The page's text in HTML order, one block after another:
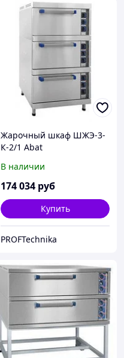
Жарочный шкаф ШЖЭ-3-
К-2/1 Abat
В наличии
174 034 руб
Купить
PROFTechnika